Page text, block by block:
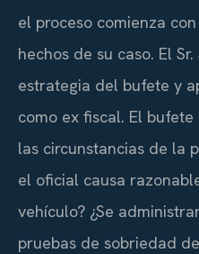
el proceso comienza
hechos de su caso. El
estrategia del bufete y
como ex fiscal. El
las circunstancias de la
el oficial causa
vehículo? ¿Se
pruebas de sobriedad